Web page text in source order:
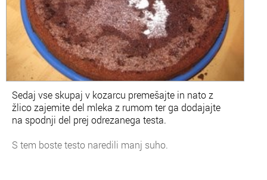
Sedaj vse skupaj v kozarcu premešajte in nato z
žlico zajemite del mleka z rumom ter ga dodajajte
na spodnji del prej odrezanega testa.
S tem boste testo naredili manj suho.